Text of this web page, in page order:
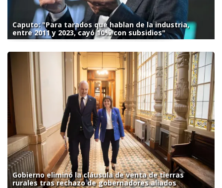
Caputo: "Para tarados que hablan de la industria,
entre 2011 y 2023, cayó 10% con subsidios"
Gobierno eliminó la cláusula de venta de tierras
rurales tras rechazo de gobernadores aliados